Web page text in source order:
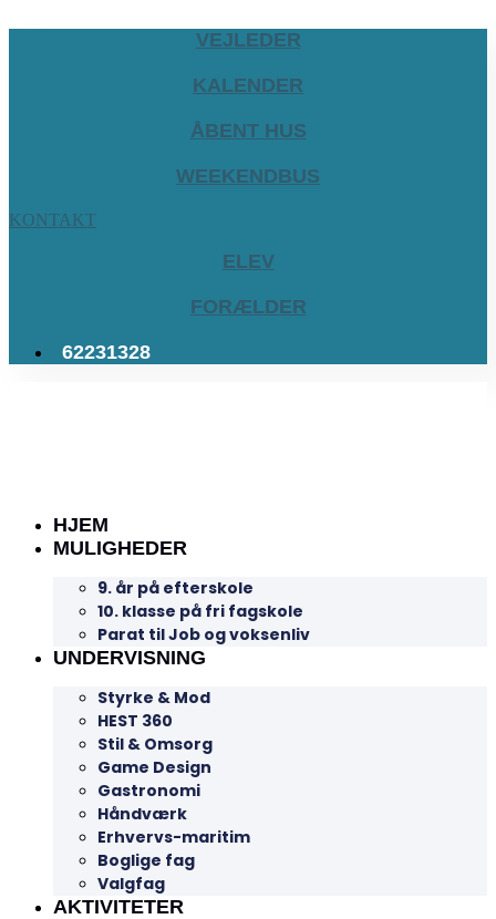
VEJLEDER
KALENDER
ÅBENT HUS
WEEKENDBUS
KONTAKT
ELEV
FORÆLDER
62231328
HJEM
MULIGHEDER
9. år på efterskole
10. klasse på fri fagskole
Parat til Job og voksenliv
UNDERVISNING
Styrke & Mod
HEST 360
Stil & Omsorg
Game Design
Gastronomi
Håndværk
Erhvervs-maritim
Boglige fag
Valgfag
AKTIVITETER